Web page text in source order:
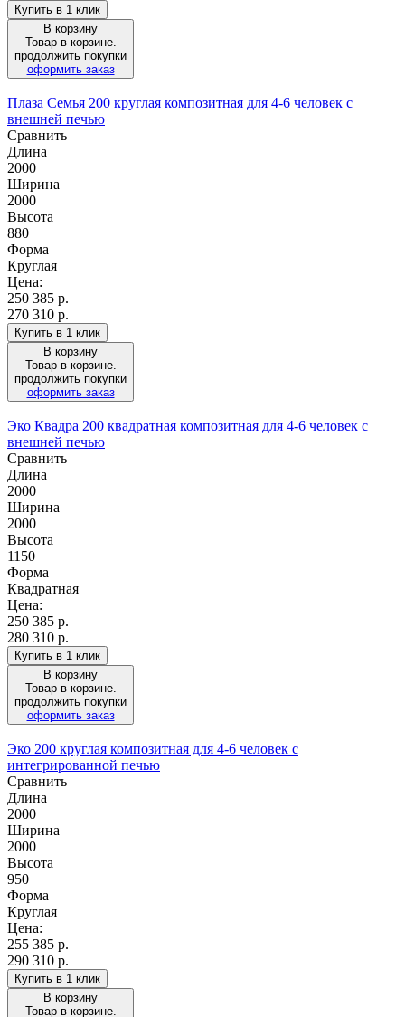
Купить в 1 клик
В корзину
Товар в корзине.
продолжить покупки
оформить заказ
Плаза Семья 200 круглая композитная для 4-6 человек с
внешней печью
Сравнить
Длина
2000
Ширина
2000
Высота
880
Форма
Круглая
Цена:
250 385 р.
270 310 р.
Купить в 1 клик
В корзину
Товар в корзине.
продолжить покупки
оформить заказ
Эко Квадра 200 квадратная композитная для 4-6 человек с
внешней печью
Сравнить
Длина
2000
Ширина
2000
Высота
1150
Форма
Квадратная
Цена:
250 385 р.
280 310 р.
Купить в 1 клик
В корзину
Товар в корзине.
продолжить покупки
оформить заказ
Эко 200 круглая композитная для 4-6 человек с
интегрированной печью
Сравнить
Длина
2000
Ширина
2000
Высота
950
Форма
Круглая
Цена:
255 385 р.
290 310 р.
Купить в 1 клик
В корзину
Товар в корзине.